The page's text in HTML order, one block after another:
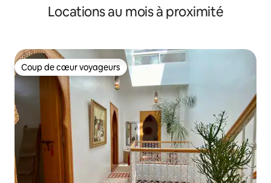
Locations au mois à proximité
Coup de cœur voyageurs
Coup de cœur voyageurs